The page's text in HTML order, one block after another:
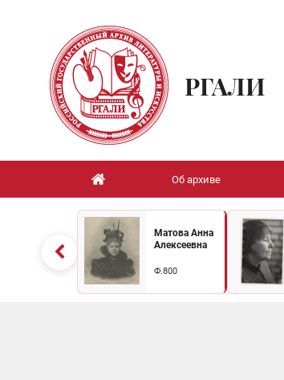
РГАЛИ
Об архиве
Матова Анна
Алексеевна
Ф.800